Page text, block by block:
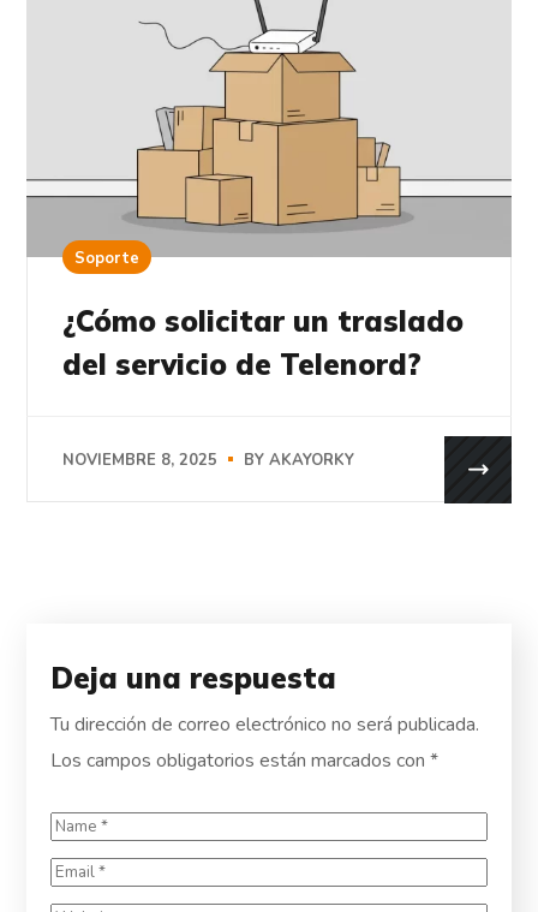
Soporte
¿Cómo solicitar un traslado
del servicio de Telenord?
NOVIEMBRE 8, 2025 BYAKAYORKY
Deja una respuesta
Tu dirección de correo electrónico no será publicada.
Los campos obligatorios están marcados con*